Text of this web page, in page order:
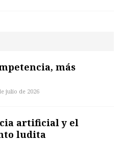
más
julio de 2026
artificial y el
ludita